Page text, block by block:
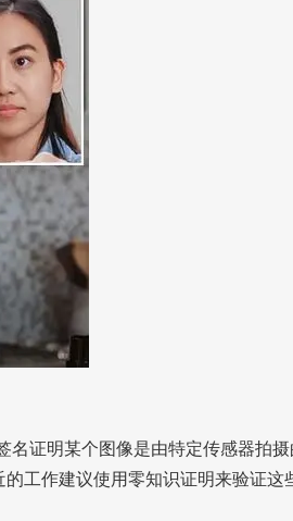
名证明某个图像是由特定传感器拍
工作建议使用零知识证明来验证